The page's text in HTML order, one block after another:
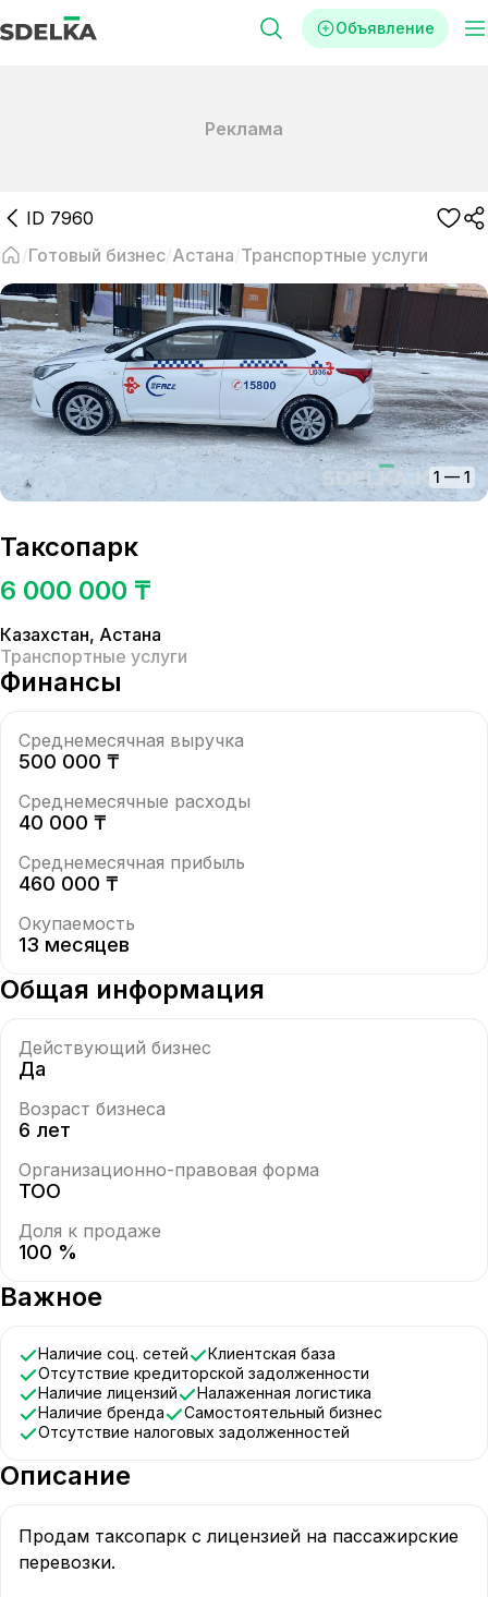
Объявление
Реклама
ID 7960
Готовый бизнес Астана Транспортные услуги
1 — 1
Таксопарк
6 000 000 ₸
Казахстан, Астана
Транспортные услуги
Финансы
Среднемесячная выручка
500 000 ₸
Среднемесячные расходы
40 000 ₸
Среднемесячная прибыль
460 000 ₸
Окупаемость
13 месяцев
Общая информация
Действующий бизнес
Да
Возраст бизнеса
6 лет
Организационно-правовая форма
ТОО
Доля к продаже
100 %
Важное
Наличие соц. сетей
Клиентская база
Отсутствие кредиторской задолженности
Наличие лицензий
Налаженная логистика
Наличие бренда
Самостоятельный бизнес
Отсутствие налоговых задолженностей
Описание
Продам таксопарк с лицензией на пассажирские
перевозки.